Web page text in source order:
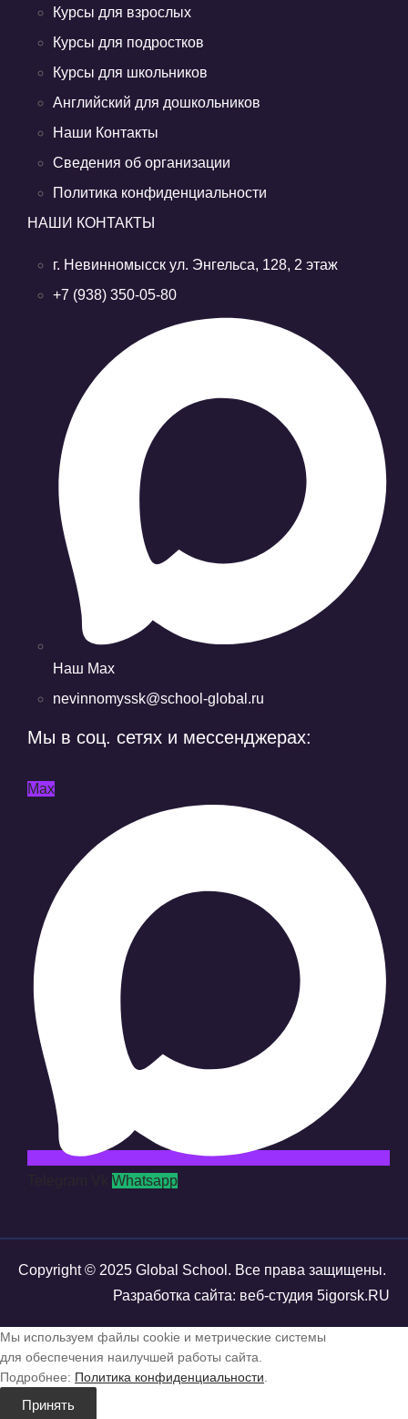
Курсы для взрослых
Курсы для подростков
Курсы для школьников
Английский для дошкольников
Наши Контакты
Сведения об организации
Политика конфиденциальности
НАШИ КОНТАКТЫ
г. Невинномысск ул. Энгельса, 128, 2 этаж
+7 (938) 350-05-80
Наш Max
nevinnomyssk@school-global.ru
Мы в соц. сетях и мессенджерах:
Мах
Whatsapp
Copyright © 2025 Global School. Все права защищены.
Разработка сайта: веб-студия 5igorsk.RU
Мы используем файлы cookie и метрические системы
для обеспечения наилучшей работы сайта.
Подробнее: Политика конфиденциальности
Принять